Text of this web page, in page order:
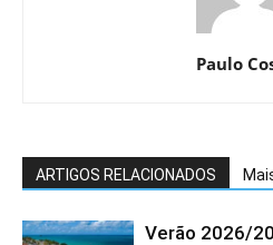
Paulo
ARTIGOS RELACIONADOS
Verão 2026/